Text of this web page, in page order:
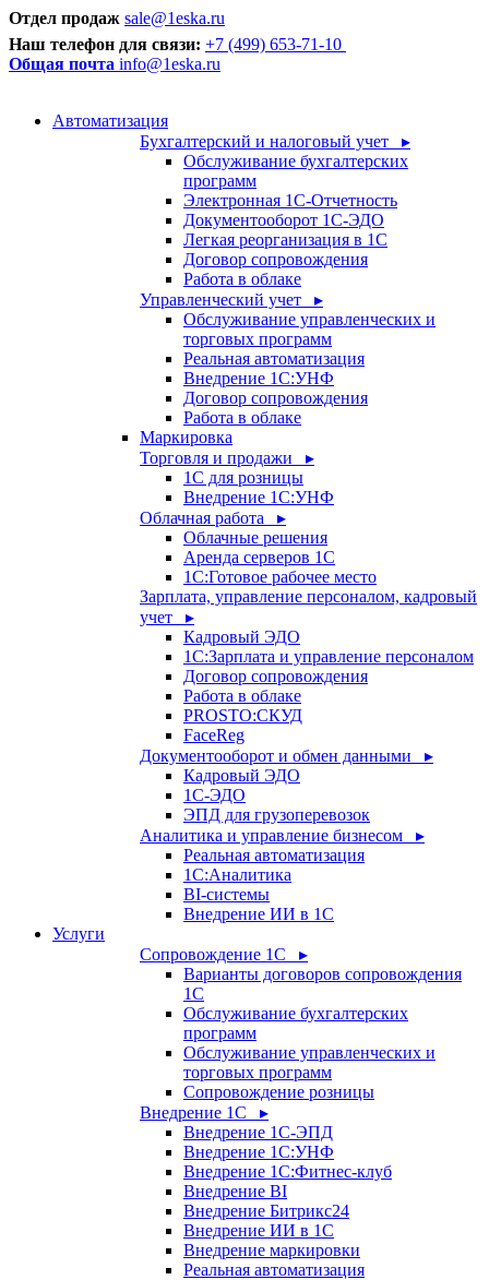
Отдел продаж sale@1eska.ru
Наш телефон для связи: +7 (499) 653-71-10
Общая почта info@1eska.ru
Автоматизация
Бухгалтерский и налоговый учет ▸
Обслуживание бухгалтерских
программ
Электронная 1С-Отчетность
Документооборот 1С-ЭДО
Легкая реорганизация в 1С
Договор сопровождения
Работа в облаке
Управленческий учет ▸
Обслуживание управленческих и
торговых программ
Реальная автоматизация
Внедрение 1С:УНФ
Договор сопровождения
Работа в облаке
Маркировка
Торговля и продажи ▸
1С для розницы
Внедрение 1С:УНФ
Облачная работа ▸
Облачные решения
Аренда серверов 1С
1C:Готовое рабочее место
Зарплата, управление персоналом, кадровый
учет ▸
Кадровый ЭДО
1С:Зарплата и управление персоналом
Договор сопровождения
Работа в облаке
PROSTO:СКУД
FaceReg
Документооборот и обмен данными ▸
Кадровый ЭДО
1С-ЭДО
ЭПД для грузоперевозок
Аналитика и управление бизнесом ▸
Реальная автоматизация
1С:Аналитика
BI-системы
Внедрение ИИ в 1С
Услуги
Сопровождение 1С ▸
Варианты договоров сопровождения
1С
Обслуживание бухгалтерских
программ
Обслуживание управленческих и
торговых программ
Сопровождение розницы
Внедрение 1С ▸
Внедрение 1С-ЭПД
Внедрение 1С:УНФ
Внедрение 1С:Фитнес-клуб
Внедрение BI
Внедрение Битрикс24
Внедрение ИИ в 1С
Внедрение маркировки
Реальная автоматизация